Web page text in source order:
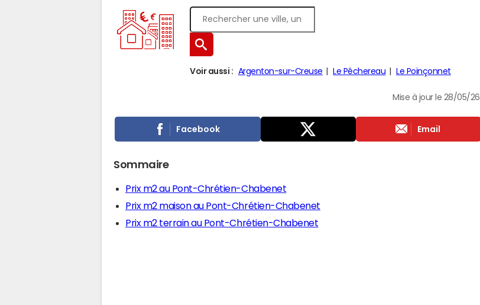
Voir aussi : Argenton-sur-Creuse Le Pêchereau Le Poinçonnet
Mise à jour le 28/05/26
Facebook Email
Sommaire
Prix m2 au Pont-Chrétien-Chabenet
Prix m2 maison au Pont-Chrétien-Chabenet
Prix m2 terrain au Pont-Chrétien-Chabenet